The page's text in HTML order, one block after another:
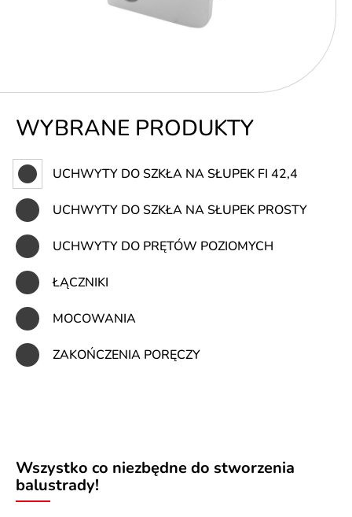
WYBRANE PRODUKTY
UCHWYTY DO SZKŁA NA SŁUPEK FI 42,4
UCHWYTY DO SZKŁA NA SŁUPEK PROSTY
UCHWYTY DO PRĘTÓW POZIOMYCH
ŁĄCZNIKI
MOCOWANIA
ZAKOŃCZENIA PORĘCZY
Wszystko co niezbędne do stworzenia
balustrady!